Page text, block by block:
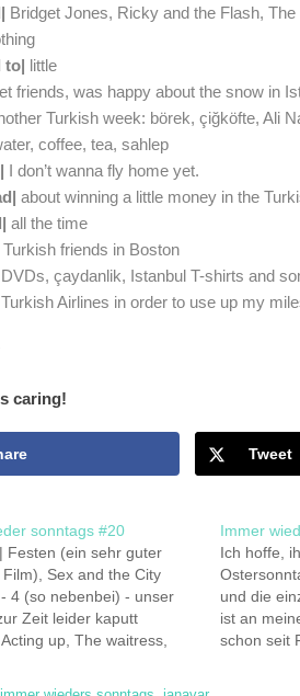
Bridget Jones, Ricky and the Flash,
to| little
friends, was happy about the snow in
Turkish week: börek, çiğköfte, Ali
coffee, tea, sahlep
I don’t wanna fly home yet.
about winning a little money in the
all the time
Turkish friends in Boston
DVDs, çaydanlik, Istanbul T-shirts and
Turkish Airlines in order to use up my
caring!
Tweet
sonntags #20
Festen (ein sehr guter
Sex and the City
4 (so nebenbei) - unser
Zeit leider kaputt
up, The waitress,
Immer
Ich hoffe,
und die
ist an
schon seit